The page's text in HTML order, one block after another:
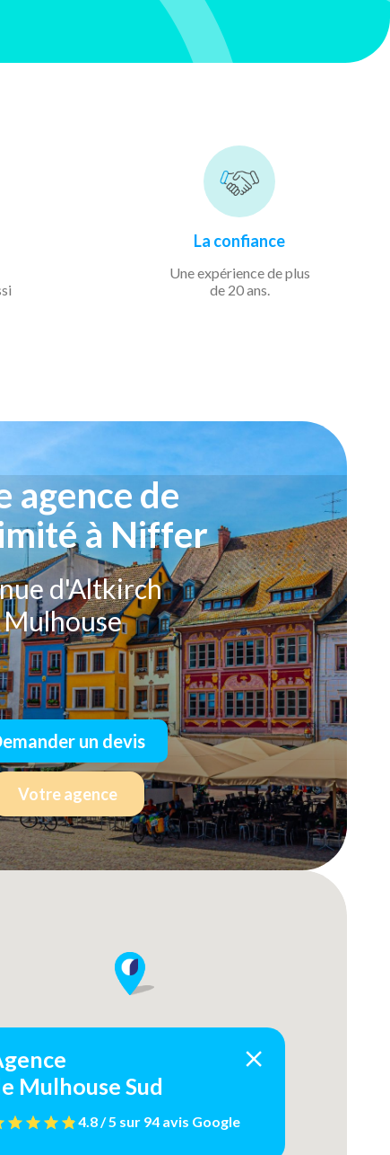
La confiance
Une expérience deplus
de 20 ans.
agence de
à Niffer
d'Altkirch
un devis
Votre agence
Mulhouse Sud
4.8 / 5 sur 94 avis Google